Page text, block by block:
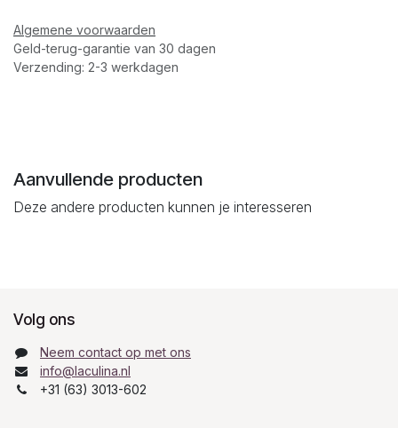
Algemene voorwaarden
Geld-terug-garantie van 30 dagen
Verzending: 2-3 werkdagen
Aanvullende producten
Deze andere producten kunnen je interesseren
Volg ons
Neem contact op met ons
info@laculina.nl
+31 (63) 3013-602